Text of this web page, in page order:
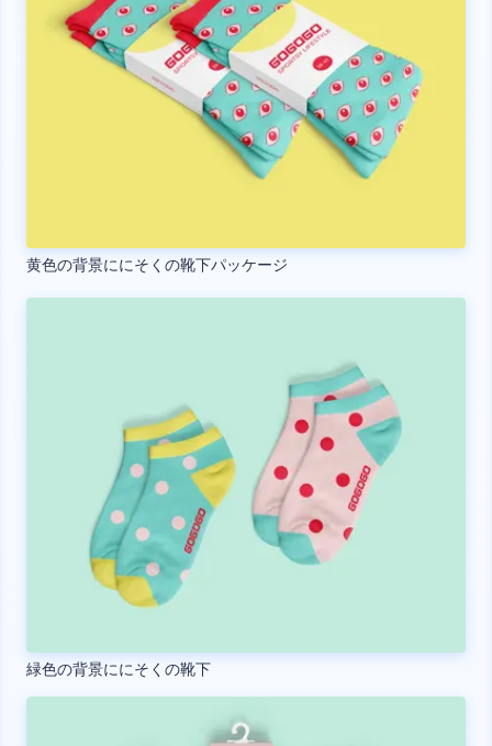
黄色の背景ににそくの靴下パッケージ
緑色の背景ににそくの靴下